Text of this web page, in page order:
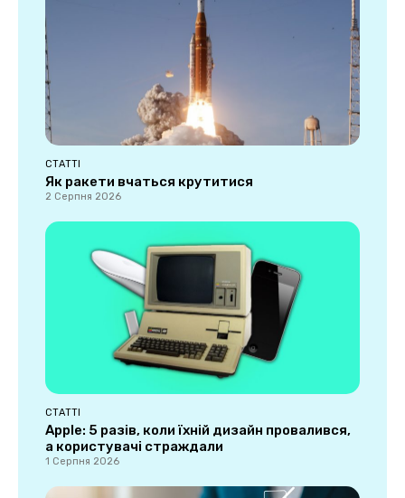
СТАТТІ
Як ракети вчаться крутитися
2 Серпня 2026
СТАТТІ
Apple: 5 разів, коли їхній дизайн провалився,
а користувачі страждали
1 Серпня 2026